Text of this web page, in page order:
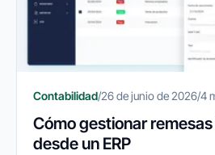
Contabilidad/26 de junio de 2026/4
Cómo gestionar
desde un ERP